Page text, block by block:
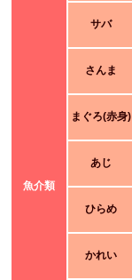
魚介類
サバ
さんま
まぐろ(赤身)
あじ
ひらめ
かれい